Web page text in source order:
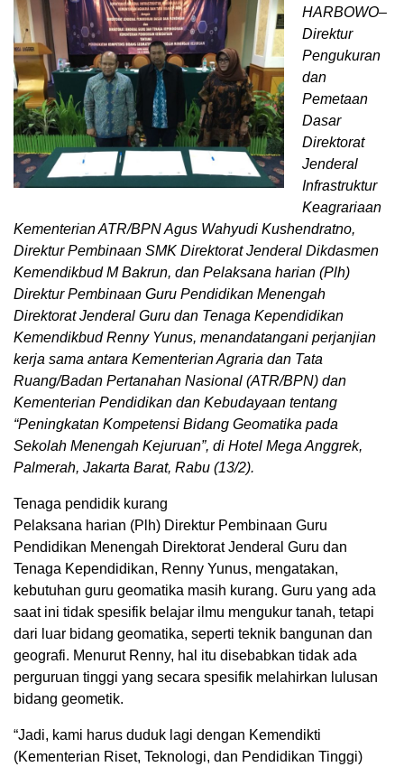
HARBOWO–
Direktur
Pengukuran
dan
Pemetaan
Dasar
Direktorat
Jenderal
Infrastruktur
Keagrariaan
Kementerian ATR/BPN Agus Wahyudi Kushendratno,
Direktur Pembinaan SMK Direktorat Jenderal Dikdasmen
Kemendikbud M Bakrun, dan Pelaksana harian (Plh)
Direktur Pembinaan Guru Pendidikan Menengah
Direktorat Jenderal Guru dan Tenaga Kependidikan
Kemendikbud Renny Yunus, menandatangani perjanjian
kerja sama antara Kementerian Agraria dan Tata
Ruang/Badan Pertanahan Nasional (ATR/BPN) dan
Kementerian Pendidikan dan Kebudayaan tentang
“Peningkatan Kompetensi Bidang Geomatika pada
Sekolah Menengah Kejuruan”, di Hotel Mega Anggrek,
Palmerah, Jakarta Barat, Rabu (13/2).
Tenaga pendidik kurang
Pelaksana harian (Plh) Direktur Pembinaan Guru
Pendidikan Menengah Direktorat Jenderal Guru dan
Tenaga Kependidikan, Renny Yunus, mengatakan,
kebutuhan guru geomatika masih kurang. Guru yang ada
saat ini tidak spesifik belajar ilmu mengukur tanah, tetapi
dari luar bidang geomatika, seperti teknik bangunan dan
geografi. Menurut Renny, hal itu disebabkan tidak ada
perguruan tinggi yang secara spesifik melahirkan lulusan
bidang geometik.
“Jadi, kami harus duduk lagi dengan Kemendikti
(Kementerian Riset, Teknologi, dan Pendidikan Tinggi)